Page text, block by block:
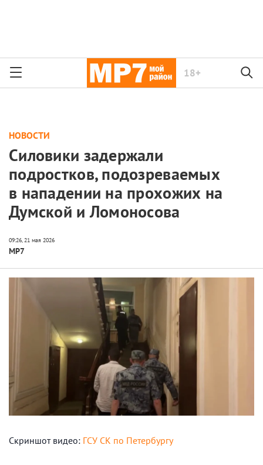
18+
НОВОСТИ
Силовики задержали
подростков, подозреваемых
в нападении на прохожих на
Думской и Ломоносова
МР7
Скриншот видео: ГСУ СК по Петербургу